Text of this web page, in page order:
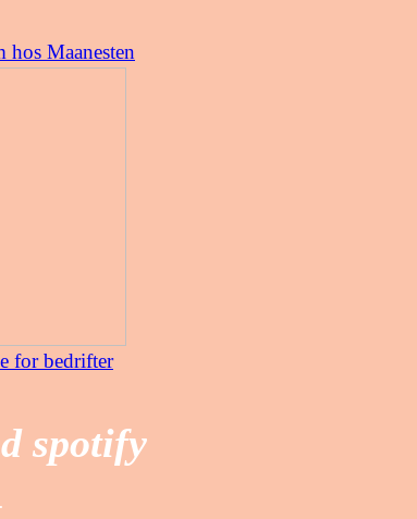
Maanesten
for bedrifter
spotify